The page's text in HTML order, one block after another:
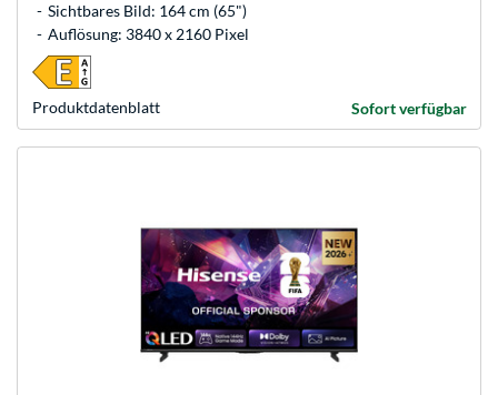
Sichtbares Bild: 164 cm (65")
Auflösung: 3840 x 2160 Pixel
Produkt­datenblatt Sofort verfügbar